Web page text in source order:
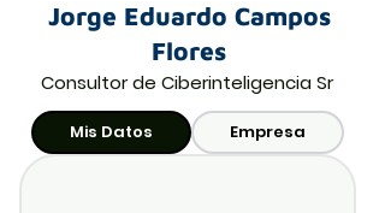
Jorge Eduardo Campos
Flores
Consultor de Ciberinteligencia Sr
Mis Datos Empresa